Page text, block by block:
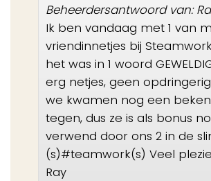
Beheerdersantwoord van:
Ik ben vandaag met 1 van
vriendinnetjes bij
het was in 1 woord
erg netjes, geen
we kwamen nog een
tegen, dus ze is als bonus
verwend door ons 2 in de
(s)#teamwork(s) Veel
Ray